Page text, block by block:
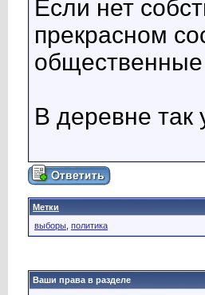
Если нет
прекрасном
В деревне так
Метки
выборы политика
Ваши права в разделе